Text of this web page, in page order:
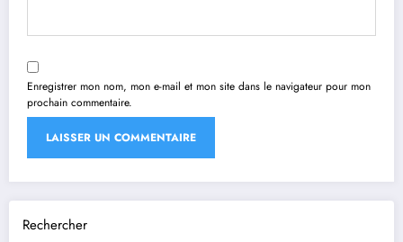
Enregistrer mon nom, mon e-mail et mon site dans le navigateur pour mon
prochain commentaire.
Rechercher